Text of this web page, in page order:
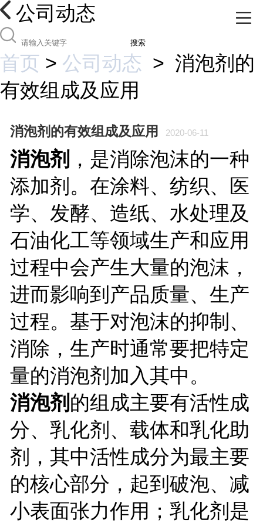
公司动态
搜索
首页 > 公司动态 > 消泡剂的
有效组成及应用
消泡剂的有效组成及应用 2020-06-11
消泡剂 ，是消除泡沫的一种
添加剂。在涂料、纺织、医
学、发酵、造纸、水处理及
石油化工等领域生产和应用
过程中会产生大量的泡沫，
进而影响到产品质量、生产
过程。基于对泡沫的抑制、
消除，生产时通常要把特定
量的消泡剂加入其中。
消泡剂 的组成主要有活性成
分、乳化剂、载体和乳化助
剂，其中活性成分为最主要
的核心部分，起到破泡、减
小表面张力作用；乳化剂是